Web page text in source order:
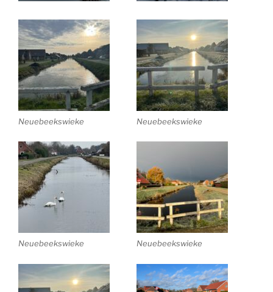
Neuebeekswieke Neuebeekswieke
Neuebeekswieke Neuebeekswieke